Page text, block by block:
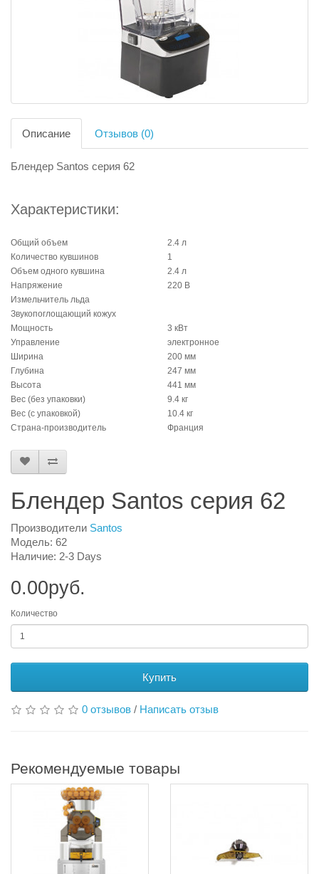
Описание Отзывов (0)
Блендер Santos серия 62
Характеристики:
Общий объем
2.4 л
Количество кувшинов
1
Объем одного кувшина
2.4 л
Напряжение
220 В
Измельчитель льда
Звукопоглощающий кожух
Мощность
3 кВт
Управление
электронное
Ширина
200 мм
Глубина
247 мм
Высота
441 мм
Вес (без упаковки)
9.4 кг
Вес (с упаковкой)
10.4 кг
Страна-производитель
Франция
Блендер Santos серия 62
Производители Santos
Модель: 62
Наличие: 2-3 Days
0.00руб.
Количество
Купить
0 отзывов / Написать отзыв
Рекомендуемые товары